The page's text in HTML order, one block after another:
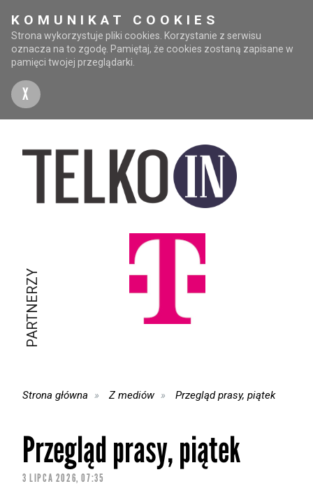
KOMUNIKAT COOKIES
Strona wykorzystuje pliki cookies. Korzystanie z serwisu
oznacza na to zgodę. Pamiętaj, że cookies zostaną zapisane w
pamięci twojej przeglądarki.
X
PARTNERZY
Strona główna Z mediów Przegląd prasy, piątek
Przegląd prasy, piątek
3 LIPCA 2026, 07:35